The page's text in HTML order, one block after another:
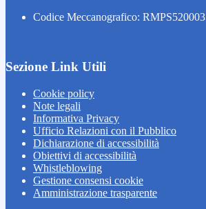
Codice Meccanografico: RMPS520003
Sezione Link Utili
Cookie policy
Note legali
Informativa Privacy
Ufficio Relazioni con il Pubblico
Dichiarazione di accessibilità
Obiettivi di accessibilità
Whistleblowing
Gestione consensi cookie
Amministrazione trasparente